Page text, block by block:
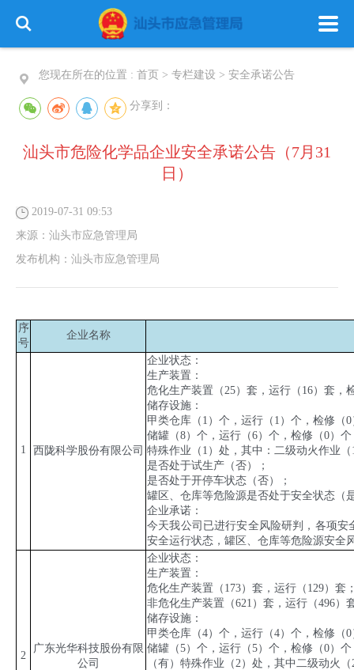
首 页 政务公开 政务服务
您现在所在的位置 : 首页 > 专栏建设 > 安全承诺公告
分享到：
汕头市危险化学品企业安全承诺公告（7月31
日）
2019-07-31 09:53
来源： 汕头市应急管理局
发布机构： 汕头市应急管理局
序
号
企业名称
1 西陇科学股份有限公司
企业状态：
生产装置：
危化生产装置（25）套，运行（ 16）套，
储存设施：
甲类仓库（ 1 ）个，运行（ 1 ）个，检修（0
储罐（8）个，运行（6）个，检修（0）
特殊作业（ 1 ）处，其中：二级动火作业（
是否处于试生产（否）；
是否处于开停车状态（否）；
罐区、仓库等危险源是否处于安全状态（
企业承诺：
今天我公司已进行安全风险研判，各项
安全运行状态，罐区、仓库等危险源安全
2
广东光华科技股份有限
公司
企业状态：
生产装置：
危化生产装置（ 173）套，运行（ 129）套
非危化生产装置（621 ）套，运行（496）
储存设施：
甲类仓库（4）个，运行（4）个，检修（0
储罐（5）个，运行（5）个，检修（0）
（有）特殊作业（2）处，其中二级动火（